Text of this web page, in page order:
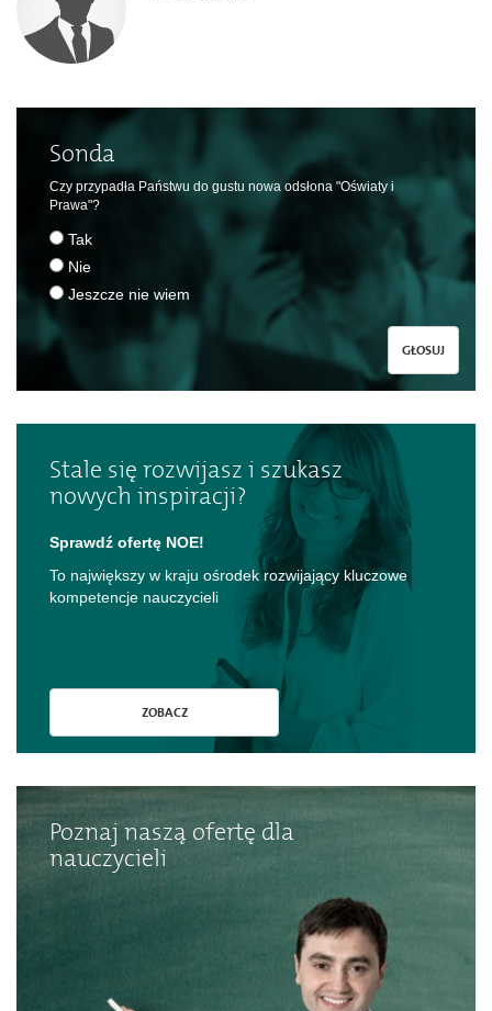
Sonda
Czy przypadła Państwu do gustu nowa odsłona "Oświaty i
Prawa"?
Tak
Nie
Jeszcze nie wiem
GŁOSUJ
Stale się rozwijasz i szukasz
nowych inspiracji?
Sprawdź ofertę NOE!
To największy w kraju ośrodek rozwijający kluczowe
kompetencje nauczycieli
ZOBACZ
Poznaj naszą ofertę dla
nauczycieli